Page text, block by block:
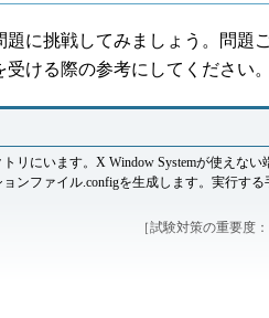
に挑戦してみましょう。問題
ける際の参考にしてください。
リにいます。X Window Systemが使えない
ンファイル.configを生成します。実行す
［試験対策の重要度